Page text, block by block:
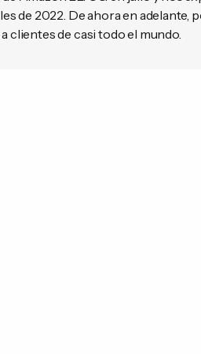
de 2022. De ahora en adelante,
clientes de casi todo el mundo.